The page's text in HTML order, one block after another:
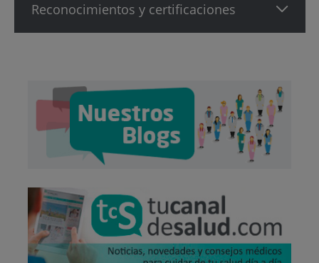
Reconocimientos y certificaciones